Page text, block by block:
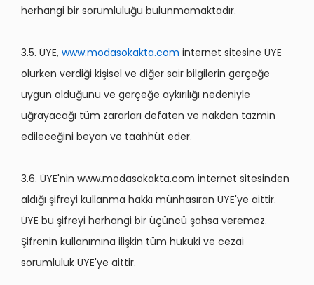
herhangi bir sorumluluğu bulunmamaktadır.
3.5. ÜYE, www.modasokakta.com internet sitesine ÜYE
olurken verdiği kişisel ve diğer sair bilgilerin gerçeğe
uygun olduğunu ve gerçeğe aykırılığı nedeniyle
uğrayacağı tüm zararları defaten ve nakden tazmin
edileceğini beyan ve taahhüt eder.
3.6. ÜYE'nin www.modasokakta.com internet sitesinden
aldığı şifreyi kullanma hakkı münhasıran ÜYE'ye aittir.
ÜYE bu şifreyi herhangi bir üçüncü şahsa veremez.
Şifrenin kullanımına ilişkin tüm hukuki ve cezai
sorumluluk ÜYE'ye aittir.